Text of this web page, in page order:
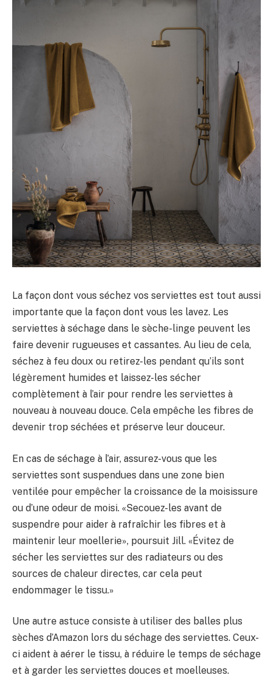
La façon dont vous séchez vos serviettes est tout aussi
importante que la façon dont vous les lavez. Les
serviettes à séchage dans le sèche-linge peuvent les
faire devenir rugueuses et cassantes. Au lieu de cela,
séchez à feu doux ou retirez-les pendant qu’ils sont
légèrement humides et laissez-les sécher
complètement à l’air pour rendre les serviettes à
nouveau à nouveau douce. Cela empêche les fibres de
devenir trop séchées et préserve leur douceur.
En cas de séchage à l’air, assurez-vous que les
serviettes sont suspendues dans une zone bien
ventilée pour empêcher la croissance de la moisissure
ou d’une odeur de moisi. «Secouez-les avant de
suspendre pour aider à rafraîchir les fibres et à
maintenir leur moellerie», poursuit Jill. «Évitez de
sécher les serviettes sur des radiateurs ou des
sources de chaleur directes, car cela peut
endommager le tissu.»
Une autre astuce consiste à utiliser des balles plus
sèches d’Amazon lors du séchage des serviettes. Ceux-
ci aident à aérer le tissu, à réduire le temps de séchage
et à garder les serviettes douces et moelleuses.